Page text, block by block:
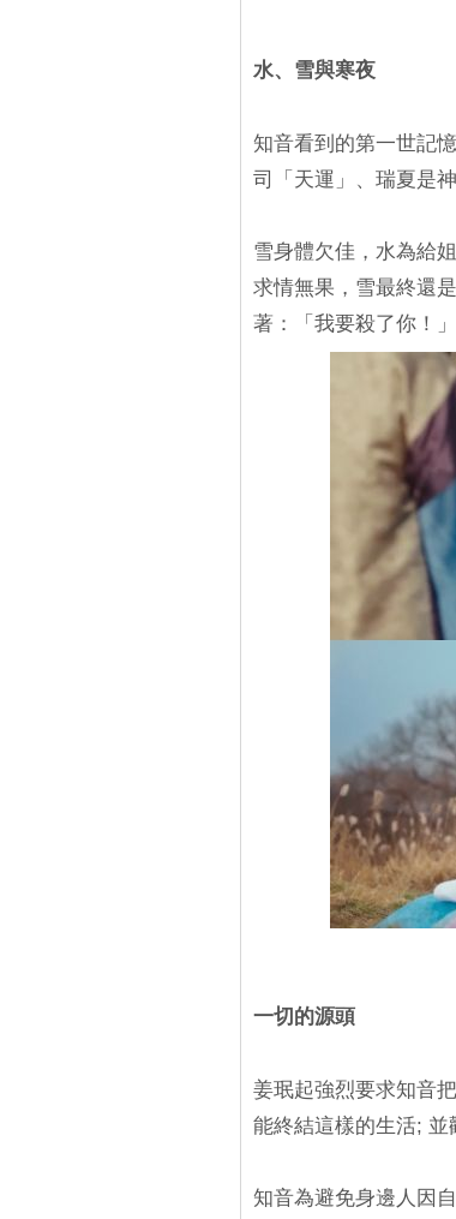
水、雪與寒夜
知音看到的第一世記
司「天運」、瑞夏是
雪身體欠佳，水為給
求情無果，雪最終還
著：「我要殺了你！」
一切的源頭
姜珉起強烈要求知音
能終結這樣的生活; 並
知音為避免身邊人因